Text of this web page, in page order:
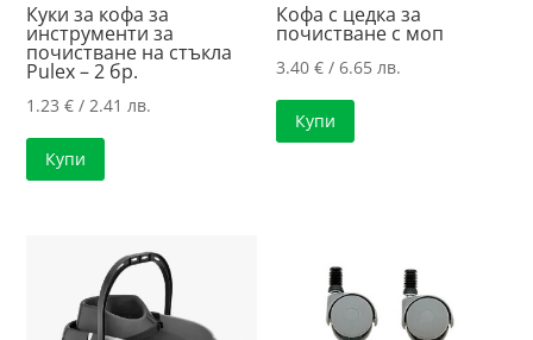
Куки за кофа за
инструменти за
почистване на стъкла
Pulex – 2 бр.
1.23€ / 2.41 лв.
Купи
Кофа с цедка за
почистване с моп
3.40€ / 6.65 лв.
Купи